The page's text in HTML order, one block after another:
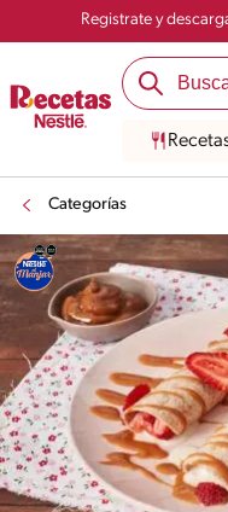
Registrate y
Categorías